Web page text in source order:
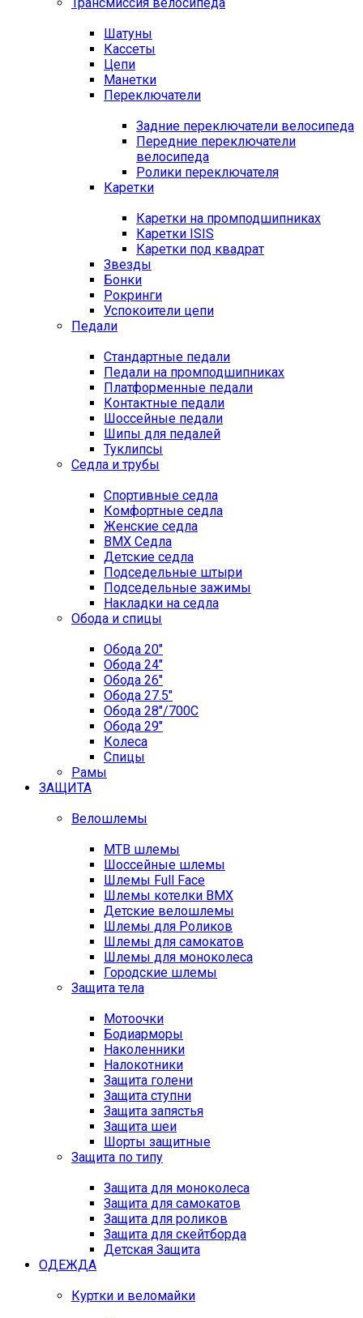
Шатуны
Кассеты
Цепи
Манетки
Переключатели
Задние переключатели велосипеда
Передние переключатели
велосипеда
Ролики переключателя
Каретки
Каретки на промподшипниках
Каретки ISIS
Каретки под квадрат
Звезды
Бонки
Рокринги
Успокоители цепи
Педали
Стандартные педали
Педали на промподшипниках
Платформенные педали
Контактные педали
Шоссейные педали
Шипы для педалей
Туклипсы
Седла и трубы
Спортивные седла
Комфортные седла
Женские седла
BMX Седла
Детские седла
Подседельные штыри
Подседельные зажимы
Накладки на седла
Обода и спицы
Обода 20"
Обода 24"
Обода 26"
Обода 27.5"
Обода 28"/700C
Обода 29"
Колеса
Спицы
Рамы
ЗАЩИТА
Велошлемы
MTB шлемы
Шоссейные шлемы
Шлемы Full Face
Шлемы котелки BMX
Детские велошлемы
Шлемы для Роликов
Шлемы для самокатов
Шлемы для моноколеса
Городские шлемы
Защита тела
Мотоочки
Бодиарморы
Наколенники
Налокотники
Защита голени
Защита ступни
Защита запястья
Защита шеи
Шорты защитные
Защита по типу
Защита для моноколеса
Защита для самокатов
Защита для роликов
Защита для скейтборда
Детская Защита
ОДЕЖДА
Куртки и веломайки